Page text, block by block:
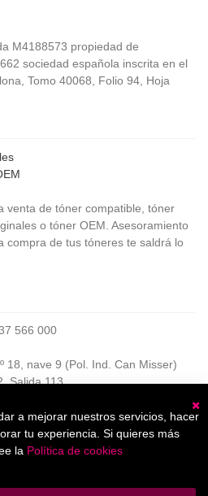
M4188573 propiedad de
sociedad española inscrita en el
Tomo 40068, Folio 94, Hoja
venta de tóner compatible, tóner
o tóner OEM. Asesoramiento
compra de tus tóneres te saldrá lo
566 000
18, nave 9 (Pol. Ind. Can Misser)
Salida 113
17:00,
a mejorar nuestros servicios, hacer
tu experiencia. Si quieres más
la Política de cookies